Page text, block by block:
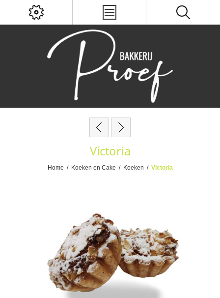
Victoria
Home / Koeken en Cake / Koeken / Victoria